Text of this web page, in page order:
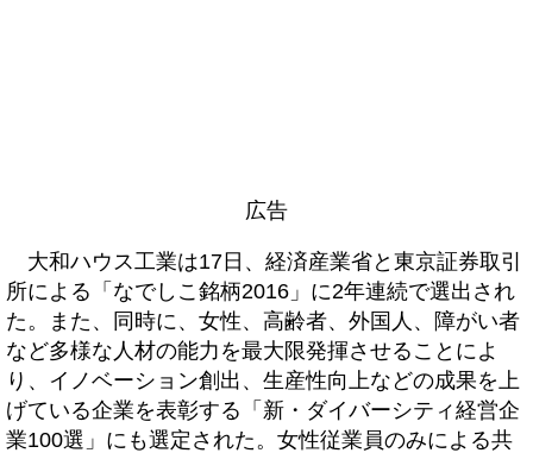
広告
大和ハウス工業は17日、経済産業省と東京証券取引
所による「なでしこ銘柄2016」に2年連続で選出され
た。また、同時に、女性、高齢者、外国人、障がい者
など多様な人材の能力を最大限発揮させることによ
り、イノベーション創出、生産性向上などの成果を上
げている企業を表彰する「新・ダイバーシティ経営企
業100選」にも選定された。女性従業員のみによる共